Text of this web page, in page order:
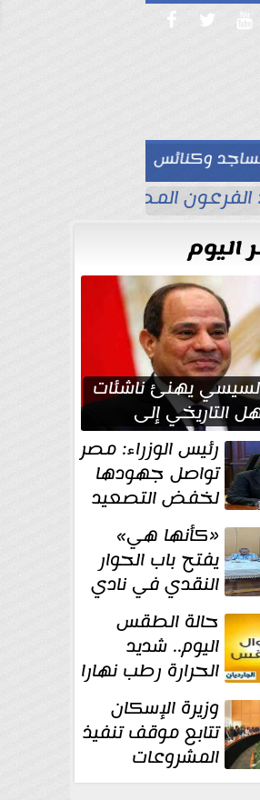
  
وكنائس
الفرعون المصري جاهز
اليوم
يهنئ ناشئات
التاريخي إلى
كأس العالم
رئيس الوزراء: مصر
تواصل جهودها
لخفض التصعيد
والحفاظ على
«كأنها هي»
يفتح باب الحوار
النقدي في نادي
أدب مصر الجديدة
حالة الطقس
اليوم.. شديد
الحرارة رطب نهارا
مائل للحرارة رطب
وزيرة الإسكان
تتابع موقف تنفيذ
المشروعات
والخطة